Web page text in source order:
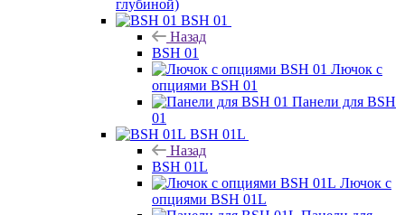
глубиной)
BSH 01
Назад
BSH 01
Лючок с
опциями BSH 01
Панели для BSH
01
BSH 01L
Назад
BSH 01L
Лючок с
опциями BSH 01L